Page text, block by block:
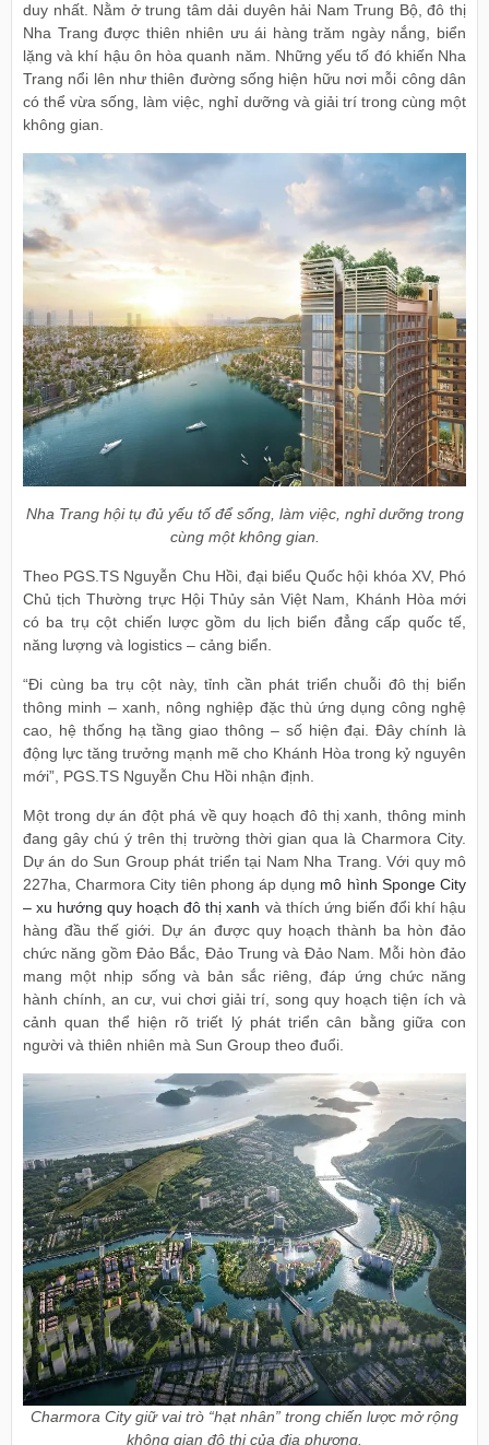
duy nhất. Nằm ở trung tâm dải duyên hải Nam Trung Bộ, đô thị
Nha Trang được thiên nhiên ưu ái hàng trăm ngày nắng, biển
lặng và khí hậu ôn hòa quanh năm. Những yếu tố đó khiến Nha
Trang nổi lên như thiên đường sống hiện hữu nơi mỗi công dân
có thể vừa sống, làm việc, nghỉ dưỡng và giải trí trong cùng một
không gian.
Nha Trang hội tụ đủ yếu tố để sống, làm việc, nghỉ dưỡng trong
cùng một không gian.
Theo PGS.TS Nguyễn Chu Hồi, đại biểu Quốc hội khóa XV, Phó
Chủ tịch Thường trực Hội Thủy sản Việt Nam, Khánh Hòa mới
có ba trụ cột chiến lược gồm du lịch biển đẳng cấp quốc tế,
năng lượng và logistics – cảng biển.
“Đi cùng ba trụ cột này, tỉnh cần phát triển chuỗi đô thị biển
thông minh – xanh, nông nghiệp đặc thù ứng dụng công nghệ
cao, hệ thống hạ tầng giao thông – số hiện đại. Đây chính là
động lực tăng trưởng mạnh mẽ cho Khánh Hòa trong kỷ nguyên
mới”, PGS.TS Nguyễn Chu Hồi nhận định.
Một trong dự án đột phá về quy hoạch đô thị xanh, thông minh
đang gây chú ý trên thị trường thời gian qua là Charmora City.
Dự án do Sun Group phát triển tại Nam Nha Trang. Với quy mô
227ha, Charmora City tiên phong áp dụng mô hình Sponge City
– xu hướng quy hoạch đô thị xanh và thích ứng biến đổi khí hậu
hàng đầu thế giới. Dự án được quy hoạch thành ba hòn đảo
chức năng gồm Đảo Bắc, Đảo Trung và Đảo Nam. Mỗi hòn đảo
mang một nhịp sống và bản sắc riêng, đáp ứng chức năng
hành chính, an cư, vui chơi giải trí, song quy hoạch tiện ích và
cảnh quan thể hiện rõ triết lý phát triển cân bằng giữa con
người và thiên nhiên mà Sun Group theo đuổi.
Charmora City giữ vai trò “hạt nhân” trong chiến lược mở rộng
không gian đô thị của địa phương.